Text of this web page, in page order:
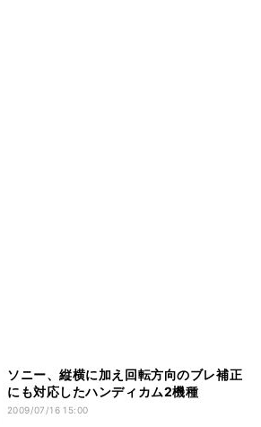
ソニー、縦横に加え回転方向のブレ補正
にも対応したハンディカム2機種
2009/07/16 15:00